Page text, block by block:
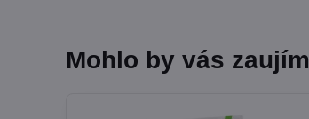
Mohlo by vás